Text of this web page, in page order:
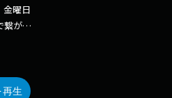
金曜日
繋がる
生